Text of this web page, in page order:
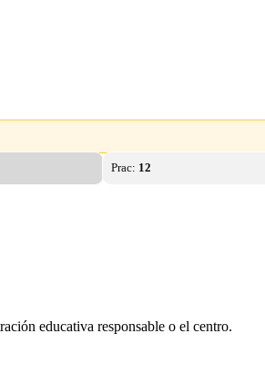
Prac: 12
educativa responsable o el centro.